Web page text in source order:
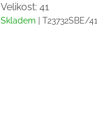
Velikost: 41
Skladem | T23732SBE/41